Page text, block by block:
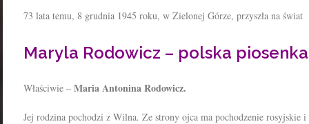
73 lata temu, 8 grudnia 1945 roku, w Zielonej Górze, przyszła na świat
Maryla Rodowicz – polska
Właściwie – Maria Antonina Rodowicz.
Jej rodzina pochodzi z Wilna. Ze strony ojca ma pochodzenie rosyjskie